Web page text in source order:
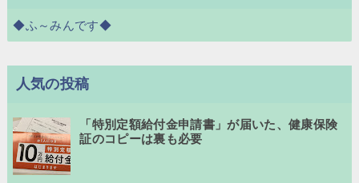
◆ふ～みんです◆
人気の投稿
「特別定額給付金申請書」が届いた、健康保険
証のコピーは裏も必要